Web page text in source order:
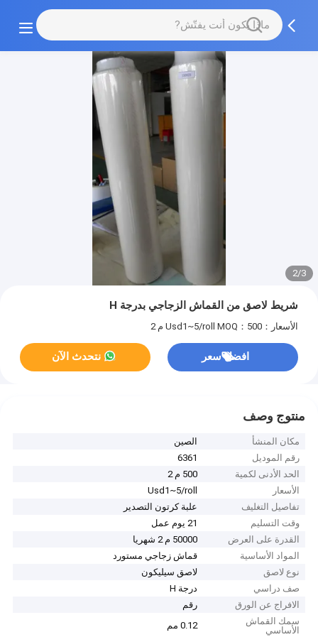
2/3
شريط لاصق من القماش الزجاجي بدرجة H
الأسعار：Usd1~5/roll MOQ：500 م 2
افضل سعر نتحدث الآن
منتوج وصف
مكان المنشأ
الصين
رقم الموديل
6361
الحد الأدنى لكمية
500 م 2
الأسعار
Usd1~5/roll
تفاصيل التغليف
علبة كرتون التصدير
وقت التسليم
21 يوم عمل
القدرة على العرض
50000 م 2 شهريا
المواد الأساسية
قماش زجاجي مستورد
نوع لاصق
لاصق سيليكون
صف دراسي
درجة H
الافراج عن الورق
رقم
سمك القماش
الأساسي
0.12 مم